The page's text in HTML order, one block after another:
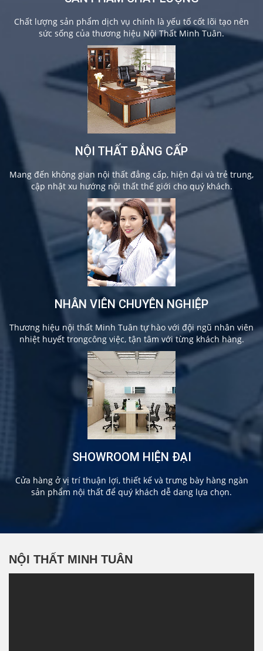
Chất lượng sản phẩm dịch vụ chính là yếu tố cốt lõi tạo nên
sức sống của thương hiệu Nội Thất Minh Tuân.
NỘI THẤT ĐẲNG CẤP
Mang đến không gian nội thất đẳng cấp, hiện đại và trẻ trung,
cập nhật xu hướng nội thất thế giới cho quý khách.
NHÂN VIÊN CHUYÊN NGHIỆP
Thương hiệu nội thất Minh Tuân tự hào với đội ngũ nhân viên
nhiệt huyết trongcông việc, tận tâm với từng khách hàng.
SHOWROOM HIỆN ĐẠI
Cửa hàng ở vị trí thuận lợi, thiết kế và trưng bày hàng ngàn
sản phẩm nội thất để quý khách dễ dang lựa chọn.
NỘI THẤT MINH TUÂN